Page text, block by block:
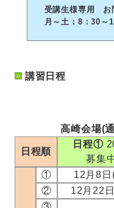
受講生様専用 お問
月～土：8：30～
講習日程
高崎会場(
日程順
日程①
募集
① 12月8日
②
12月22